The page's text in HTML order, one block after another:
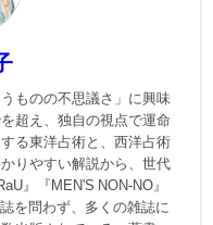
ものの不思議さ」に興味
超え、独自の視点で運命
る東洋占術と、西洋占術
りやすい解説から、世代
』『MEN'S NON-NO』
を問わず、多くの雑誌に